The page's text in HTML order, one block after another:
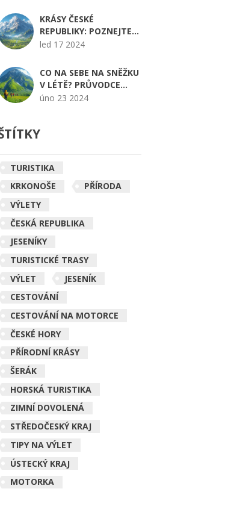
KRÁSY ČESKÉ
REPUBLIKY: POZNEJTE
NEJVYŠŠÍ POHOŘÍ,
led 17 2024
CO NA SEBE NA SNĚŽKU
V LÉTĚ? PRŮVODCE
OPTIMÁLNÍM
úno 23 2024
TURISTIKA
KRKONOŠE
PŘÍRODA
VÝLETY
ČESKÁ REPUBLIKA
JESENÍKY
TURISTICKÉ TRASY
VÝLET
JESENÍK
CESTOVÁNÍ
CESTOVÁNÍ NA MOTORCE
ČESKÉ HORY
PŘÍRODNÍ KRÁSY
ŠERÁK
HORSKÁ TURISTIKA
ZIMNÍ DOVOLENÁ
STŘEDOČESKÝ KRAJ
TIPY NA VÝLET
ÚSTECKÝ KRAJ
MOTORKA